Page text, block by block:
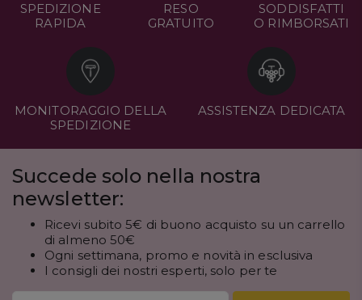
SPEDIZIONE
RAPIDA
RESO
GRATUITO
SODDISFATTI
O RIMBORSATI
MONITORAGGIO DELLA
SPEDIZIONE
ASSISTENZA DEDICATA
Succede solo nella nostra
newsletter:
Ricevi subito 5€ di buono acquisto su un carrello
di almeno 50€
Ogni settimana, promo e novità in esclusiva
I consigli dei nostri esperti, solo per te